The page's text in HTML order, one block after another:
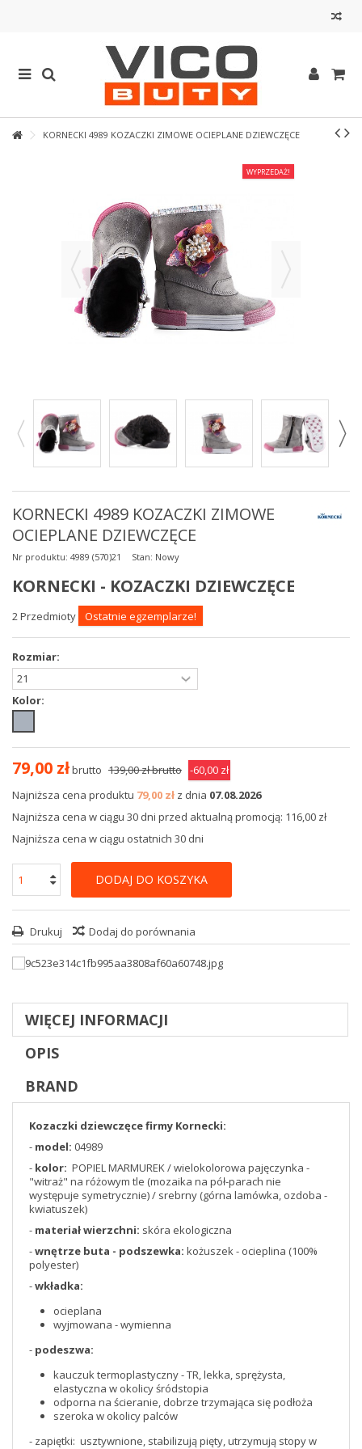
KORNECKI 4989 KOZACZKI ZIMOWE OCIEPLANE DZIEWCZĘCE
WYPRZEDAŻ!
KORNECKI 4989 KOZACZKI ZIMOWE
OCIEPLANE DZIEWCZĘCE
Nr produktu: 4989 (570)21 Stan: Nowy
KORNECKI - KOZACZKI DZIEWCZĘCE
2Przedmioty Ostatnie egzemplarze!
Rozmiar:
Kolor:
79,00 złbrutto 139,00 złbrutto -60,00 zł
Najniższa cena produktu 79,00 zł z dnia 07.08.2026
Najniższa cena w ciągu 30 dni przed aktualną promocją: 116,00 zł
Najniższa cena w ciągu ostatnich 30 dni
DODAJ DO KOSZYKA
Drukuj Dodaj do porównania
WIĘCEJ INFORMACJI
OPIS
BRAND
Kozaczki dziewczęce firmy Kornecki:
- model: 04989
- kolor: POPIEL MARMUREK / wielokolorowa pajęczynka -
"witraż" na różowym tle (mozaika na pół-parach nie
występuje symetrycznie) / srebrny (górna lamówka, ozdoba -
kwiatuszek)
- materiał wierzchni: skóra ekologiczna
-wnętrze buta - podszewka: kożuszek - ocieplina (100%
polyester)
-wkładka:
ocieplana
wyjmowana - wymienna
- podeszwa:
kauczuk termoplastyczny - TR, lekka, sprężysta,
elastyczna w okolicy śródstopia
odporna na ścieranie, dobrze trzymająca się podłoża
szeroka w okolicy palców
- zapiętki: usztywnione, stabilizują pięty, utrzymują stopy w